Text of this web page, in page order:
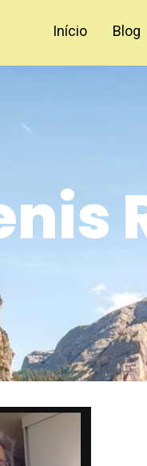
Início Blog